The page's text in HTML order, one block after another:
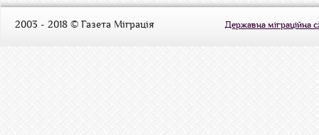
2003 - 2018 © Газета Міграція Державна міграційна